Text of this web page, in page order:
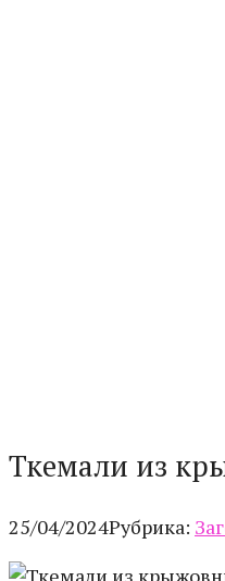
Ткемали из
25/04/2024Рубрика: